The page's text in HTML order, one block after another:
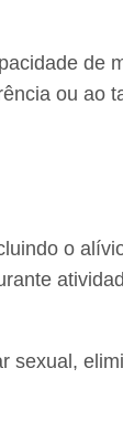
de
ou ao
o
sexual,